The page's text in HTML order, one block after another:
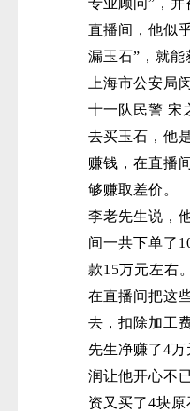
直播间，他似
漏玉石”，就能
上海市公安局
十一队民警 宋
去买玉石，他
赚钱，在直播
够赚取差价。
李老先生说，
间一共下单了
款15万元左右
在直播间把这
去，扣除加工
先生净赚了4万
润让他开心不
资又买了4块